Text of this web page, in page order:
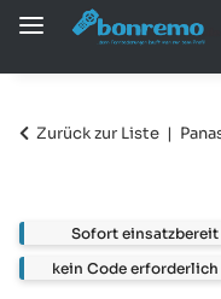
Zurück zur Liste